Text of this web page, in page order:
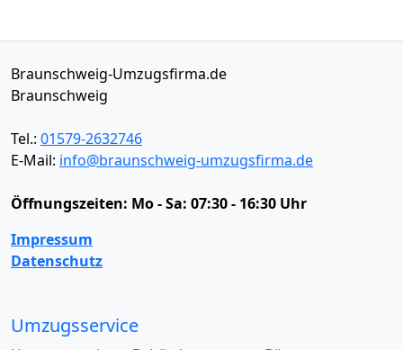
Braunschweig-Umzugsfirma.de
Braunschweig
Tel.: 01579-2632746
E-Mail: info@braunschweig-umzugsfirma.de
Öffnungszeiten: Mo - Sa: 07:30 - 16:30 Uhr
Impressum
Datenschutz
Umzugsservice